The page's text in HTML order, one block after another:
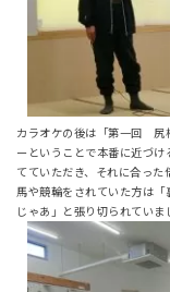
カラオケの後は「第一回 尻
ーということで本番に近づ
てていただき、それに合っ
馬や競輪をされていた方は
じゃあ」と張り切られていま